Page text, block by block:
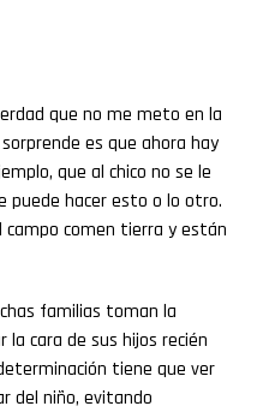
que no me meto en la
es que ahora hay
que al chico no se le
puede hacer esto o lo otro.
campo comen tierra y están
familias toman la
cara de sus hijos recién
tiene que ver
del niño, evitando